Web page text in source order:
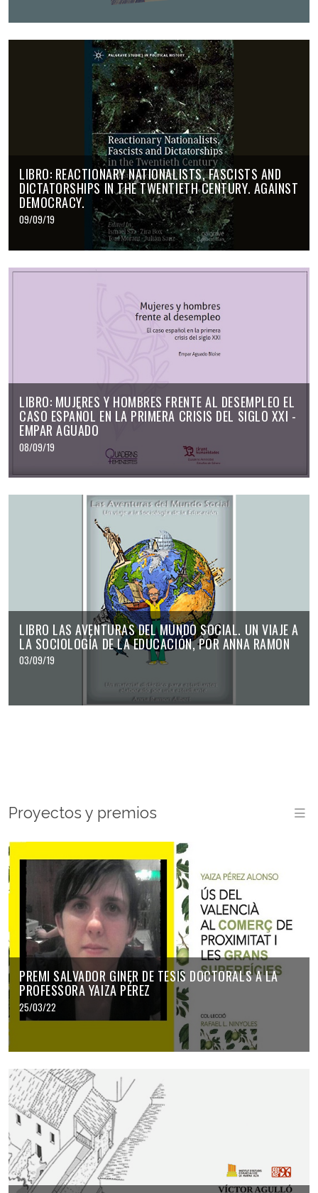
LIBRO: REACTIONARY NATIONALISTS, FASCISTS AND
DICTATORSHIPS IN THE TWENTIETH CENTURY. AGAINST
DEMOCRACY.
09/09/19
LIBRO: MUJERES Y HOMBRES FRENTE AL DESEMPLEO EL
CASO ESPAÑOL EN LA PRIMERA CRISIS DEL SIGLO XXI -
EMPAR AGUADO
08/09/19
LIBRO LAS AVENTURAS DEL MUNDO SOCIAL. UN VIAJE A
LA SOCIOLOGÍA DE LA EDUCACIÓN, POR ANNA RAMON
03/09/19
Proyectos y premios
PREMI SALVADOR GINER DE TESIS DOCTORALS A LA
PROFESSORA YAIZA PÉREZ
25/03/22